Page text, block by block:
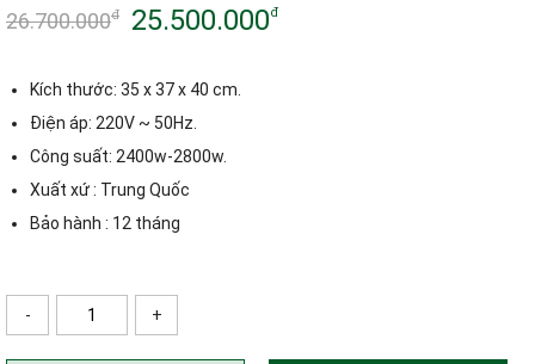
26.700.000đ
Giá
gốc
là:
26.700.000đ.
25.500.000đ
Giá
hiện
tại
là:
25.500.000đ.
Kích thước: 35 x 37 x 40 cm.
Điện áp: 220V ~ 50Hz.
Công suất: 2400w-2800w.
Xuất xứ : Trung Quốc
Bảo hành : 12 tháng
- +